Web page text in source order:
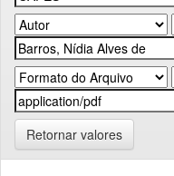
Retornar valores